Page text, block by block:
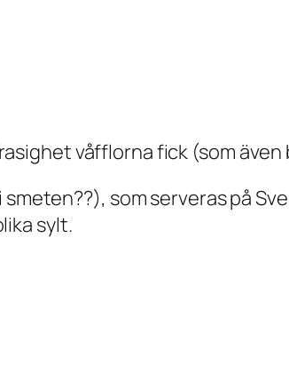
våfflorna fick (som även
som serveras på
sylt.